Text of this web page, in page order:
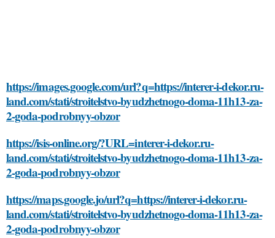
https://images.google.com/url?q=https://interer-i-dekor.ru-
land.com/stati/stroitelstvo-byudzhetnogo-doma-11h13-za-
2-goda-podrobnyy-obzor
https://isis-online.org/?URL=interer-i-dekor.ru-
land.com/stati/stroitelstvo-byudzhetnogo-doma-11h13-za-
2-goda-podrobnyy-obzor
https://maps.google.jo/url?q=https://interer-i-dekor.ru-
land.com/stati/stroitelstvo-byudzhetnogo-doma-11h13-za-
2-goda-podrobnyy-obzor